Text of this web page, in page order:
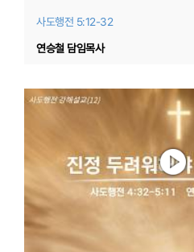
사도행전 5:12-32
연승철 담임목사